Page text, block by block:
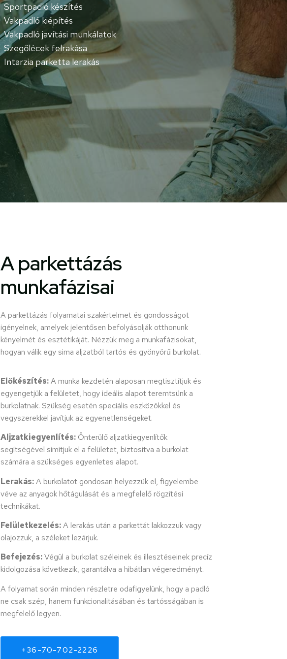
Sportpadló készítés
Vakpadló kiépítés
Vakpadló javítási munkálatok
Szegőlécek felrakása
Intarzia parketta lerakás
A parkettázás
munkafázisai
A parkettázás folyamatai szakértelmet és gondosságot
igényelnek, amelyek jelentősen befolyásolják otthonunk
kényelmét és esztétikáját. Nézzük meg a munkafázisokat,
hogyan válik egy sima aljzatból tartós és gyönyörű burkolat.
Előkészítés:A munka kezdetén alaposan megtisztítjuk és
egyengetjük a felületet, hogy ideális alapot teremtsünk a
burkolatnak. Szükség esetén speciális eszközökkel és
vegyszerekkel javítjuk az egyenetlenségeket.
Aljzatkiegyenlítés: Önterülő aljzatkiegyenlítők
segítségével simítjuk el a felületet, biztosítva a burkolat
számára a szükséges egyenletes alapot.
Lerakás:A burkolatot gondosan helyezzük el, figyelembe
véve az anyagok hőtágulását és a megfelelő rögzítési
technikákat.
Felületkezelés:A lerakás után a parkettát lakkozzuk vagy
olajozzuk, a széleket lezárjuk.
Befejezés:Végül a burkolat széleinek és illesztéseinek precíz
kidolgozása következik, garantálva a hibátlan végeredményt.
A folyamat során minden részletre odafigyelünk, hogy a padló
ne csak szép, hanem funkcionalitásában és tartósságában is
megfelelő legyen.
+36-70-702-2226